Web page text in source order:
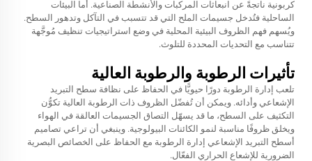
كربونية ناتجةً عن انبعاثات المركبات والأنشطة الصناعية. أما البيئات
الساحلية فتُدخل جسيمات الملح التي قد تتسبب في التآكل وتدهور السطح.
ويُسهم فهم الظروف البيئية المحلية في وضع استراتيجيات تنظيف مُوجَّهة
تتناسب مع التحديات المحددة للتلوث.
تأثيرات الرطوبة والرطوبة العالية
تلعب إدارة الرطوبة دورًا حيويًّا في الحفاظ على نظافة سطح التبريد
الإشعاعي وأدائه. ويمكن أن تُفضّل الظروف ذات الرطوبة العالية تكوُّن
التكثيف على السطح، ما قد يسهّل التصاق الجسيمات العالقة في الهواء
ويخلق ظروفًا مناسبة لنمو الكائنات البيولوجية. وينبغي أن تراعي تصاميم
أسطح التبريد الإشعاعي إدارة الرطوبة مع الحفاظ على الخصائص البصرية
الضرورية للإشعاع الحراري الفعّال.